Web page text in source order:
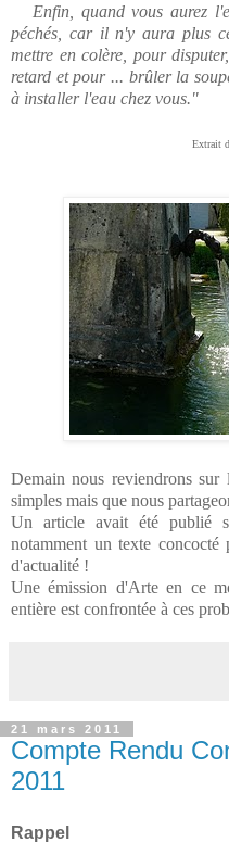
Enfin, quand vous aurez
péchés, car il n'y aura plus
mettre en colère, pour
retard et pour ... brûler la
à installer l'eau chez vous."
Extrait
Demain nous reviendrons sur
simples mais que nous
Un article avait été publié
notamment un texte
d'actualité !
Une émission d'Arte en ce
entière est confrontée à ces
21 mars 2011
Compte Rendu
2011
Rappel